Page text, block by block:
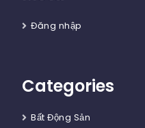
Đăng nhập
Categories
Bất Động Sản